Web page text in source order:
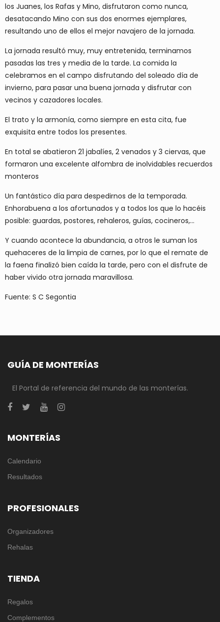
los Juanes, los Rafas y Mino, disfrutaron como nunca,
desatacando Mino con sus dos enormes ejemplares,
resultando uno de ellos el mejor navajero de la jornada.
La jornada resultó muy, muy entretenida, terminamos
pasadas las tres y media de la tarde. La comida la
celebramos en el campo disfrutando del soleado día de
invierno, para pasar una buena jornada y disfrutar con
vecinos y cazadores locales.
El trato y la armonía, como siempre en esta cita, fue
exquisita entre todos los presentes.
En total se abatieron 21 jabalíes, 2 venados y 3 ciervas, que
formaron una excelente alfombra de inolvidables recuerdos
monteros
Un fantástico día para despedirnos de la temporada.
Enhorabuena a los afortunados y a todos los que lo hacéis
posible: guardas, postores, rehaleros, guías, cocineros,...
Y cuando acontece la abundancia, a otros le suman los
quehaceres de la limpia de carnes, por lo que el remate de
la faena finalizó bien caída la tarde, pero con el disfrute de
haber vivido otra jornada maravillosa.
Fuente: S C Segontia
GUÍA DE MONTERÍAS
El Portal de referencia del mundo de las monterías.
MONTERÍAS
Calendario
Resultados
PROFESIONALES
Organizadores
Rehalas
TIENDA
Regalos
Complementos